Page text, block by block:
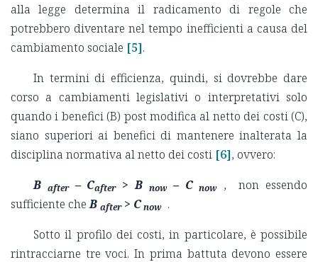
alla legge determina il radicamento di regole che
potrebbero diventare nel tempo inefficienti a causa del
cambiamento sociale [5].
In termini di efficienza, quindi, si dovrebbe dare
corso a cambiamenti legislativi o interpretativi solo
quando i benefici (B) post modifica al netto dei costi (C),
siano superiori ai benefici di mantenere inalterata la
disciplina normativa al netto dei costi [6], ovvero:
B after – Cafter > B now– C now , non essendo
sufficiente cheB after > Cnow .
Sotto il profilo dei costi, in particolare, è possibile
rintracciarne tre voci. In prima battuta devono essere